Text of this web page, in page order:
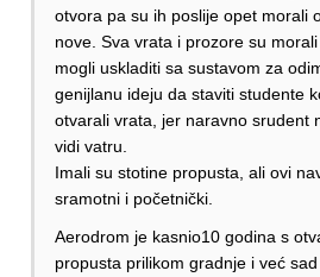
otvora pa su ih poslije opet morali
nove. Sva vrata i prozore su
mogli uskladiti sa sustavom za
genijlanu ideju da staviti studente
otvarali vrata, jer naravno srudent
vidi vatru.
Imali su stotine propusta, ali ovi
sramotni i početnički.
Aerodrom je kasnio10 godina s
propusta prilikom gradnje i već